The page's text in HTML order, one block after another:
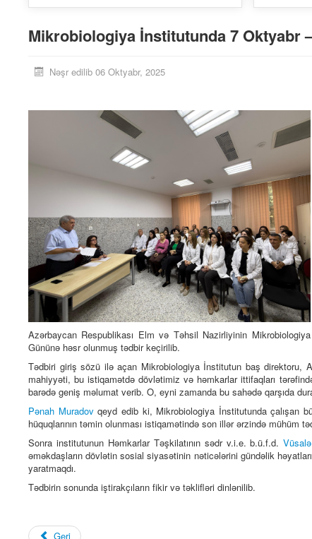
Mikrobiologiya İnstitutunda 7 Oktyabr
Nəşr edilib 06 Oktyabr, 2025
Azərbaycan Respublikası Elm və Təhsil Nazirliyinin
Gününə həsr olunmuş tədbir keçirilib.
Tədbiri giriş sözü ilə açan Mikrobiologiya İnstitutun baş direktoru,
mahiyyəti, bu istiqamətdə dövlətimiz və həmkarlar ittifaqları
barədə geniş məlumat verib. O, eyni zamanda bu sahədə qarşıda
Pənah Muradovqeyd edib ki, Mikrobiologiya İnstitutunda çalışan
hüquqlarının təmin olunması istiqamətində son illər ərzində mühüm
Sonra institutunun Həmkarlar Təşkilatının sədr v.i.e. b.ü.f.d.
əməkdaşların dövlətin sosial siyasətinin nəticələrini gündəlik
yaratmaqdı.
Tədbirin sonunda iştirakçıların fikir və təklifləri dinlənilib.
Geri
Əsərləri, Cild -15, №-2